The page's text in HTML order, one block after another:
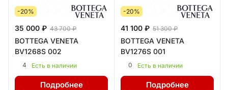
-20%
35 000 ₽ 43 700 ₽
BOTTEGA VENETA
BV1268S 002
4 Есть в наличии
Подробнее
-20%
41 100 ₽ 51 300 ₽
BOTTEGA VENETA
BV1276S 001
0 Есть в наличии
Подробнее